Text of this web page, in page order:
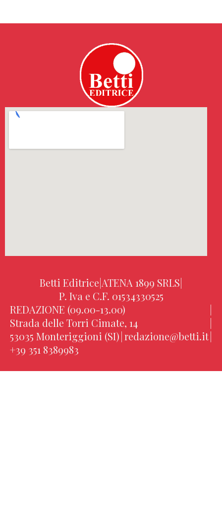
Betti Editrice ATENA 1899 SRLS
P. Iva e C.F. 01534330525
REDAZIONE (09.00-13.00)
Strada delle Torri Cimate, 14
53035 Monteriggioni (SI) redazione@betti.it
+39 351 8389983